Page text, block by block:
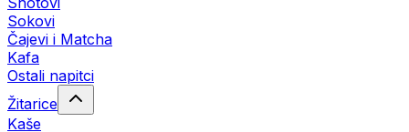
Sokovi
Čajevi i Matcha
Kafa
Ostali napitci
Žitarice
Kaše